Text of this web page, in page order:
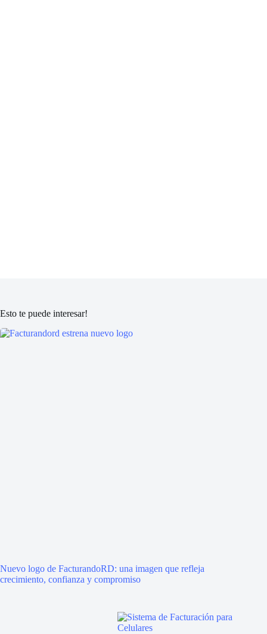
Esto te puede interesar!
Nuevo logo de FacturandoRD: una imagen que refleja
crecimiento, confianza y compromiso